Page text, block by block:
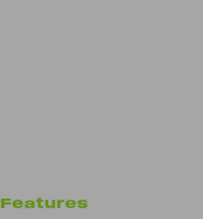
Features